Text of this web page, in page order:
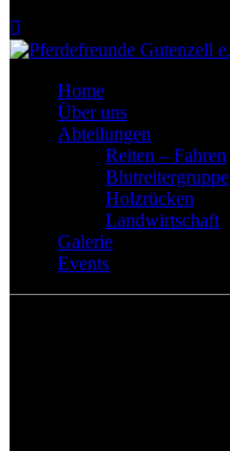
Home
Über uns
Abteilungen
Reiten – Fahren
Blutreitergruppe
Holzrücken
Landwirtschaft
Galerie
Events